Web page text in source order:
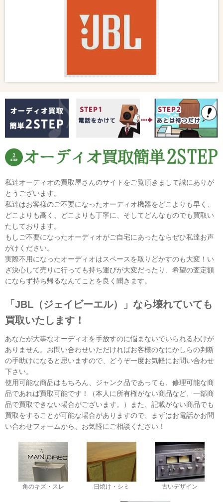
私達オーディオの買取屋さんのサイトをご覧頂きまして誠にありが
とうございます。
私達はお客様のご不要になったオーディオ機器をどこよりも早く、
どこよりも高く、どこよりも丁寧に、そしてどんなものでも買取い
たしております。
もしご不要になったオーディオがご自宅にあったならぜひ私達お声
がけください。
実際不用になったオーディオはスペースを取りどかすのも大変！い
ざ決心して売りに行っても持ち運びが大変だったり、希望の査定額
にならず持ち帰るなんてことを良く聞きます。
「JBL（ジェイビーエル）」なら壊れていても
買取いたします！
あなたが大事なオーディオを手放すのに悩まないでいられるわけが
ありません。お問い合わせいただければお客様のなにかしらの判断
の手助けになると思いますので、どうぞ一度お気軽にお問い合わせ
下さい。
使用可能な商品はもちろん、ジャンク品であっても、修理可能な商
品であれば買取可能です！（本人に所有権がない商品など、一部商
品で買取できない場合がございます。）また、記載がない商品でも
買取をすることが可能な場合がありますので、まずはお電話かお問
い合わせフォームから、お気軽にご相談ください！
角のキズ・スレ 日焼け・シミ 古いデザイン